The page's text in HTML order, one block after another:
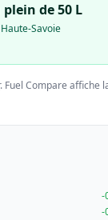
plein de 50 L
Savoie
. Fuel Compare affiche
-
-